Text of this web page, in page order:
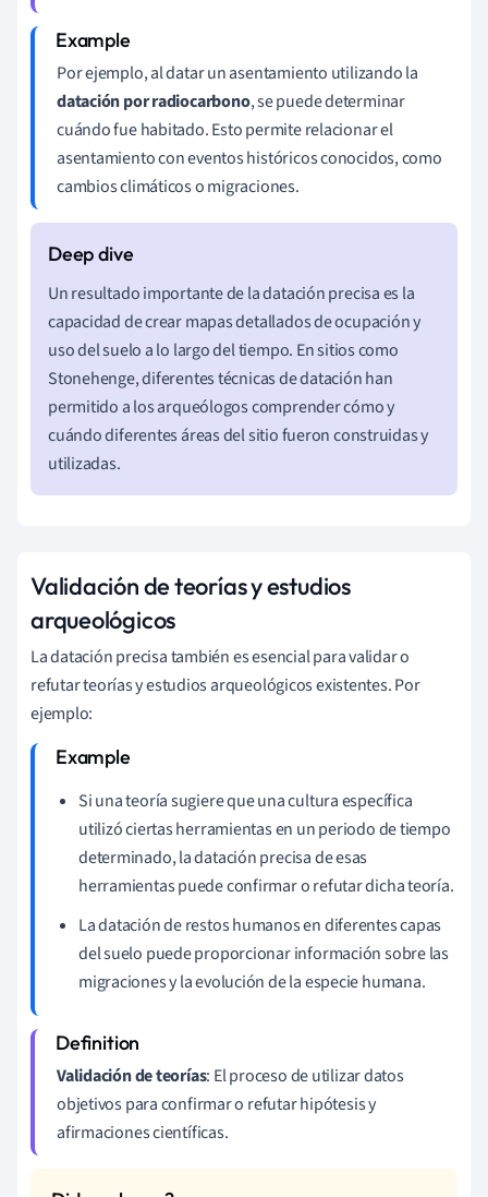
Por ejemplo, al datar un asentamiento utilizando la
datación por radiocarbono, se puede determinar
cuándo fue habitado. Esto permite relacionar el
asentamiento con eventos históricos conocidos, como
cambios climáticos o migraciones.
Un resultado importante de la datación precisa es la
capacidad de crear mapas detallados de ocupación y
uso del suelo a lo largo del tiempo. En sitios como
Stonehenge, diferentes técnicas de datación han
permitido a los arqueólogos comprender cómo y
cuándo diferentes áreas del sitio fueron construidas y
utilizadas.
Validación de teorías y estudios
arqueológicos
La datación precisa también es esencial para validar o
refutar teorías y estudios arqueológicos existentes. Por
ejemplo:
Si una teoría sugiere que una cultura específica
utilizó ciertas herramientas en un periodo de tiempo
determinado, la datación precisa de esas
herramientas puede confirmar o refutar dicha teoría.
La datación de restos humanos en diferentes capas
del suelo puede proporcionar información sobre las
migraciones y la evolución de la especie humana.
Validación de teorías: El proceso de utilizar datos
objetivos para confirmar o refutar hipótesis y
afirmaciones científicas.